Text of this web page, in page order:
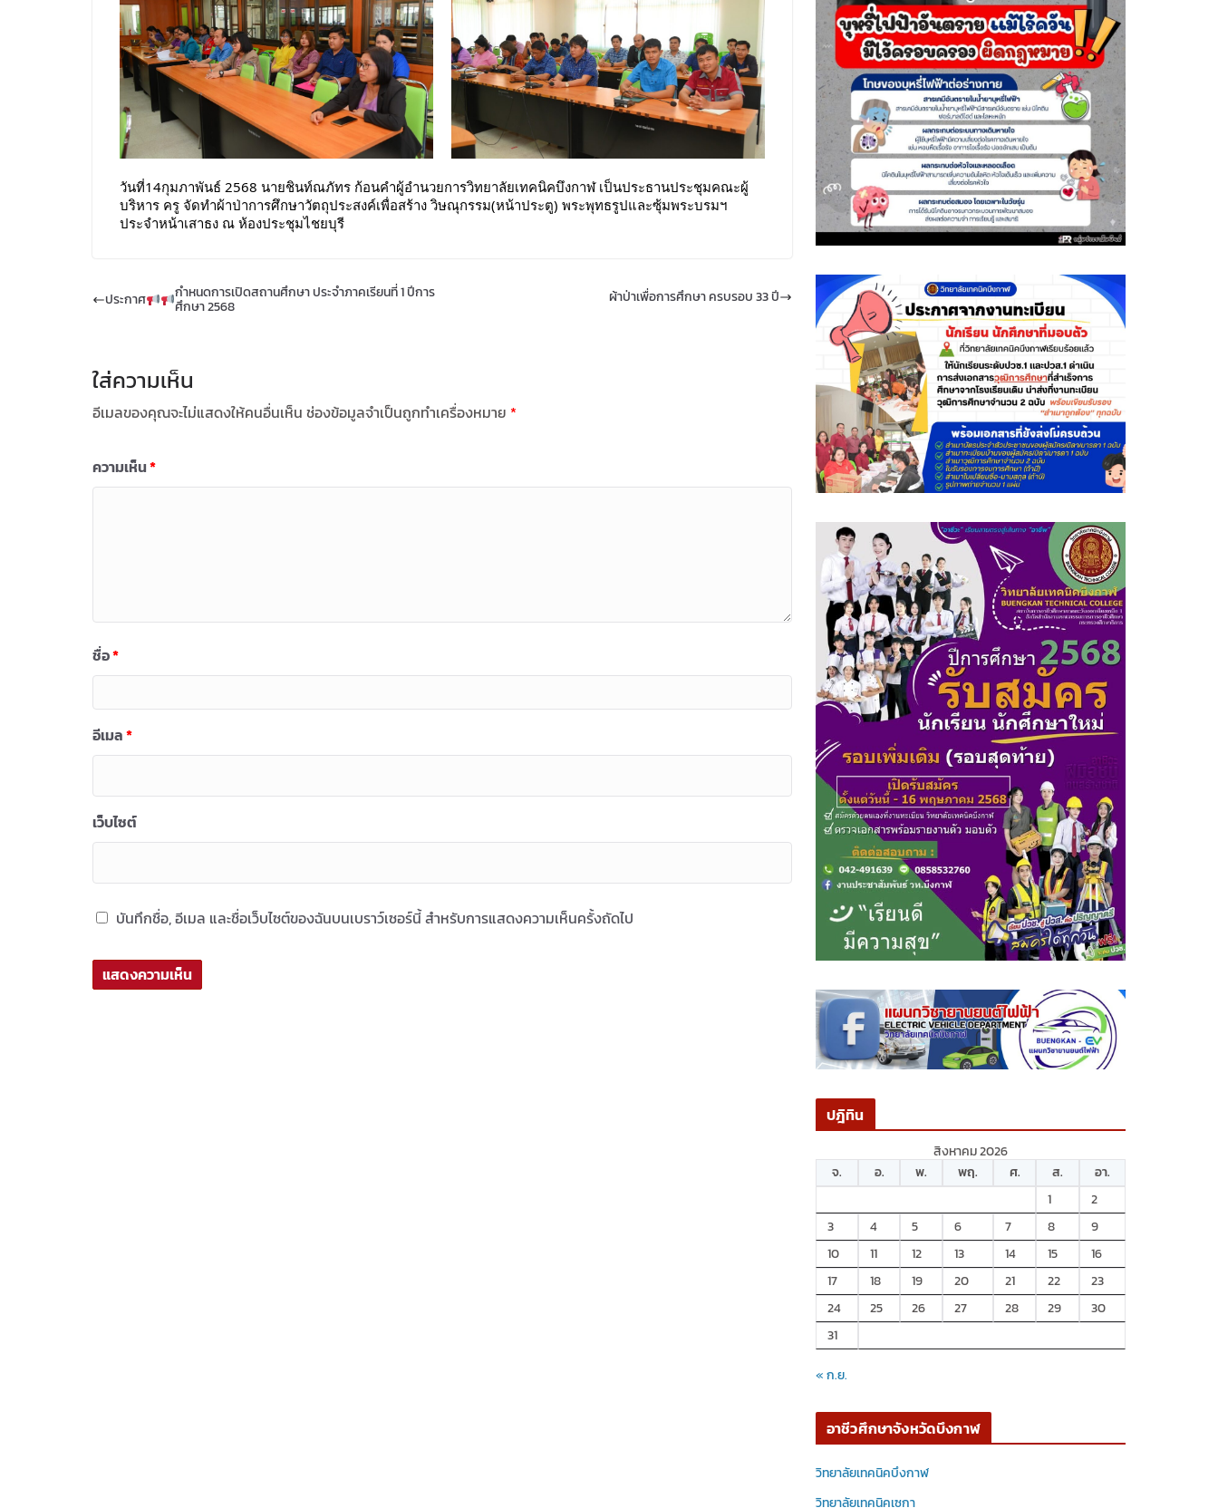
วันที่14กุมภาพันธ์ 2568 นายชินท์ณภัทร ก้อนคำผู้อำนวยการวิทยาลัยเทคนิคบึงกาฬ เป็นประธานประชุมคณะผู้
บริหาร ครู จัดทำผ้าป่าการศึกษาวัตถุประสงค์เพื่อสร้าง วิษณุกรรม(หน้าประตู) พระพุทธรูปและซุ้มพระบรมฯ
ประจำหน้าเสาธง ณ ห้องประชุมไชยบุรี
ประกาศ กำหนดการเปิดสถานศึกษา ประจำภาคเรียนที่ 1 ปีการ
ศึกษา 2568
ผ้าป่าเพื่อการศึกษา ครบรอบ 33 ปี
ใส่ความเห็น
อีเมลของคุณจะไม่แสดงให้คนอื่นเห็น ช่องข้อมูลจำเป็นถูกทำเครื่องหมาย *
ความเห็น*
ชื่อ*
อีเมล*
เว็บไซต์
บันทึกชื่อ, อีเมล และชื่อเว็บไซต์ของฉันบนเบราว์เซอร์นี้ สำหรับการแสดงความเห็นครั้งถัดไป
ปฎิทิน
สิงหาคม 2026
จ.
อ. พ. พฤ. ศ. ส.
อา.
1
2
3
4 5 6 7 8
9
10
11 12 13 14 15
16
17
18 19 20 21 22
23
24
25 26 27 28 29
30
31
« ก.ย.
อาชีวศึกษาจังหวัดบึงกาฬ
วิทยาลัยเทคนิคบึงกาฬ
วิทยาลัยเทคนิคเซกา